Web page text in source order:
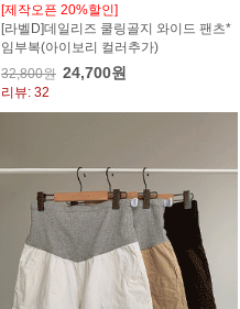
[제작오픈 20%할인]
[라벨D]데일리즈 쿨링골지 와이드 팬츠*
임부복(아이보리 컬러추가)
32,800원 24,700원
리뷰: 32